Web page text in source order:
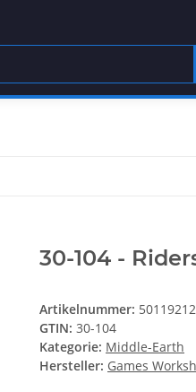
30-104 -
Artikelnummer:
GTIN: 30-104
Kategorie: Middle-Earth
Hersteller: Games